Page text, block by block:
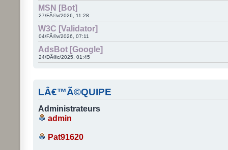
MSN [Bot]
27/FÃ©v/2026, 11:28
W3C [Validator]
04/FÃ©v/2026, 07:11
AdsBot [Google]
24/DÃ©c/2025, 01:45
LÂ€™Ã©QUIPE
Administrateurs
admin
Pat91620